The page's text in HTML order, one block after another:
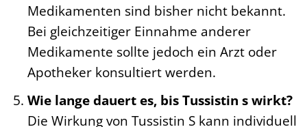
Medikamenten sind bisher nicht bekannt.
Bei gleichzeitiger Einnahme anderer
Medikamente sollte jedoch ein Arzt oder
Apotheker konsultiert werden.
Wie lange dauert es, bis Tussistin s wirkt?
Die Wirkung von Tussistin S kann individuell